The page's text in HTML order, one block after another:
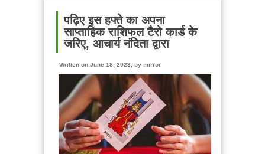
आपका
राशिफल
टैरो
के
जरिए,
आचार्य
नंदिता
साथ
पढ़िए इस हफ्ते का अपना
साप्ताहिक राशिफल टैरो कार्ड के
जरिए, आचार्य नंदिता द्वारा
Written on June 18, 2023, by mirror